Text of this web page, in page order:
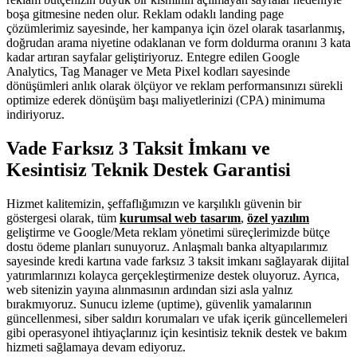
boşa gitmesine neden olur. Reklam odaklı landing page
çözümlerimiz sayesinde, her kampanya için özel olarak tasarlanmış,
doğrudan arama niyetine odaklanan ve form doldurma oranını 3 kata
kadar artıran sayfalar geliştiriyoruz. Entegre edilen Google
Analytics, Tag Manager ve Meta Pixel kodları sayesinde
dönüşümleri anlık olarak ölçüyor ve reklam performansınızı sürekli
optimize ederek dönüşüm başı maliyetlerinizi (CPA) minimuma
indiriyoruz.
Vade Farksız 3 Taksit İmkanı ve
Kesintisiz Teknik Destek Garantisi
Hizmet kalitemizin, şeffaflığımızın ve karşılıklı güvenin bir
göstergesi olarak, tüm kurumsal web tasarım, özel yazılım
geliştirme ve Google/Meta reklam yönetimi süreçlerimizde bütçe
dostu ödeme planları sunuyoruz. Anlaşmalı banka altyapılarımız
sayesinde kredi kartına vade farksız 3 taksit imkanı sağlayarak dijital
yatırımlarınızı kolayca gerçekleştirmenize destek oluyoruz. Ayrıca,
web sitenizin yayına alınmasının ardından sizi asla yalnız
bırakmıyoruz. Sunucu izleme (uptime), güvenlik yamalarının
güncellenmesi, siber saldırı korumaları ve ufak içerik güncellemeleri
gibi operasyonel ihtiyaçlarınız için kesintisiz teknik destek ve bakım
hizmeti sağlamaya devam ediyoruz.